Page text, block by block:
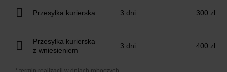
Przesyłka kurierska 3 dni 300 zł
Przesyłka kurierska
z wniesieniem
3 dni 400 zł